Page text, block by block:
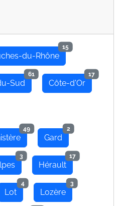
du-Rhône
15
Sud
61
Côte-d'Or
17
49
Gard
2
3
Hérault
17
Lot
4
Lozère
3